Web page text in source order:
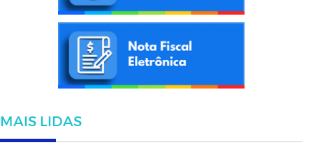
MAIS LIDAS